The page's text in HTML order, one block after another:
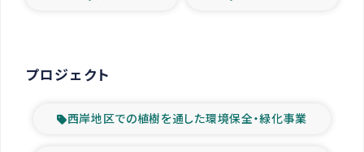
プロジェクト
西岸地区での植樹を通した環境保全・緑化事業